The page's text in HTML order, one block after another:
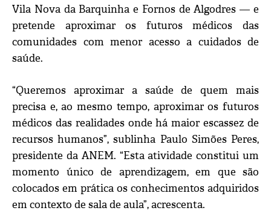
Vila Nova da Barquinha e Fornos de Algodres — e
pretende aproximar os futuros médicos das
comunidades com menor acesso a cuidados de
saúde.
“Queremos aproximar a saúde de quem mais
precisa e, ao mesmo tempo, aproximar os futuros
médicos das realidades onde há maior escassez de
recursos humanos”, sublinha Paulo Simões Peres,
presidente da ANEM. “Esta atividade constitui um
momento único de aprendizagem, em que são
colocados em prática os conhecimentos adquiridos
em contexto de sala de aula”, acrescenta.